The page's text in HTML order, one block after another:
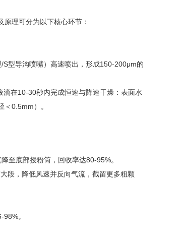
理可分为以下核心环节：
型导沟喷嘴）高速喷出，形成150-200μm的
在10-30秒内完成恒速与降速干燥：表面水
0.5mm）。
底部授粉筒，回收率达80-95%。
段，降低风速并反向气流，截留更多粗颗
。